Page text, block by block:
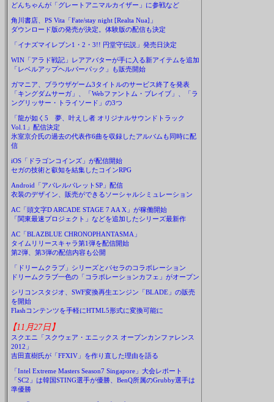
どんちゃんが「グレートアニマルカイザー」に参戦など
角川書店、PS Vita「Fate/stay night [Realta Nua]」
ダウンロード版の発売が決定。体験版の配信も決定
「イナズマイレブン1・2・3!! 円堂守伝説」発売日決定
WIN「アラド戦記」レアアバターが手に入る新アイテムを追加
「レベルアップヘルパーパック」も販売開始
ガマニア、ブラウザゲーム3タイトルのサービス終了を発表
「キングダムサーガ」、「Webファントム・ブレイブ」、「ラ
ングリッサー・トライソード」の3つ
「龍が如く5 夢、叶えし者 オリジナルサウンドトラック
Vol.1」配信決定
氷室京介氏の過去の代表作6曲を収録したアルバムも同時に配
信
iOS「ドラゴンコインズ」が配信開始
セガの技術と叡知を結集したコインRPG
Android「アパレルパレットSP」配信
衣装のデザイン、販売ができるソーシャルシミュレーション
AC「頭文字D ARCADE STAGE 7 AA X」が稼働開始
「関東最速プロジェクト」などを追加したシリーズ最新作
AC「BLAZBLUE CHRONOPHANTASMA」
タイムリリースキャラ第1弾を配信開始
第2弾、第3弾の配信内容も公開
「ドリームクラブ」シリーズとパセラのコラボレーション
ドリームクラブ一色の「コラボレーションカフェ」がオープン
シリコンスタジオ、SWF変換再生エンジン「BLADE」の販売
を開始
Flashコンテンツを手軽にHTML5形式に変換可能に
【11月27日】
スクエニ「スクウェア・エニックス オープンカンファレンス
2012」
吉田直樹氏が「FFXIV」を作り直した理由を語る
「Intel Extreme Masters Season7 Singapore」大会レポート
「SC2」は韓国STING選手が優勝、BenQ所属のGrubby選手は
準優勝